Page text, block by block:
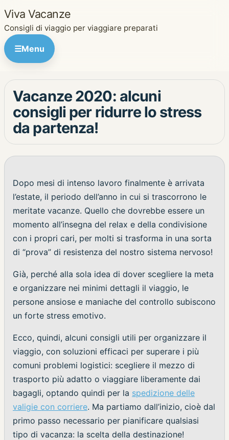
Viva Vacanze
Consigli di viaggio per viaggiare preparati
☰Menu
Vacanze 2020: alcuni
consigli per ridurre lo stress
da partenza!
Dopo mesi di intenso lavoro finalmente è arrivata
l’estate, il periodo dell’anno in cui si trascorrono le
meritate vacanze. Quello che dovrebbe essere un
momento all’insegna del relax e della condivisione
con i propri cari, per molti si trasforma in una sorta
di “prova” di resistenza del nostro sistema nervoso!
Già, perché alla sola idea di dover scegliere la meta
e organizzare nei minimi dettagli il viaggio, le
persone ansiose e maniache del controllo subiscono
un forte stress emotivo.
Ecco, quindi, alcuni consigli utili per organizzare il
viaggio, con soluzioni efficaci per superare i più
comuni problemi logistici: scegliere il mezzo di
trasporto più adatto o viaggiare liberamente dai
bagagli, optando quindi per la spedizione delle
valigie con corriere. Ma partiamo dall’inizio, cioè dal
primo passo necessario per pianificare qualsiasi
tipo di vacanza: la scelta della destinazione!